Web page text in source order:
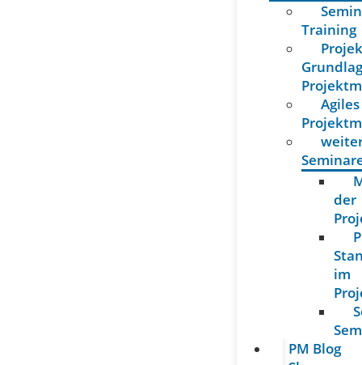
Training
Agiles
der
im
PM Blog